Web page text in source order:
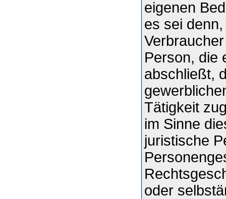
eigenen
es sei
Person, die
abschließt,
Tätigkeit
im Sinne
juristische
oder